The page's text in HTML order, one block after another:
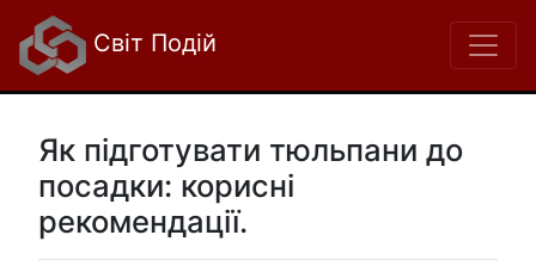
Світ Подій
Як підготувати тюльпани до
посадки: корисні
рекомендації.